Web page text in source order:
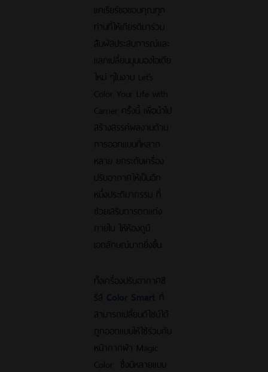
แคเรียร์ขอขอบคุณทุก
ท่านที่ให้เกียรติมาร่วม
สัมผัสประสบการณ์และ
แลกเปลี่ยนมุมมองไอเดีย
ใหม่ ๆในงาน Let’s
Color Your Life with
Carrier ครั้งนี้ เพื่อนำไป
สร้างสรรค์ผลงานด้าน
การออกแบบที่หลาก
หลาย ยกระดับเครื่อง
ปรับอากาศให้เป็นอีก
หนึ่งประติมากรรม ที่
ช่วยเสริมการตกแต่ง
ภายใน ให้ห้องดูมี
เอกลักษณ์มากยิ่งขึ้น
ทั้งเครื่องปรับอากาศซี
รีส์
ที่
สามารถเปลี่ยนดีไซน์ได้
ถูกออกแบบให้ใช้ร่วมกับ
หน้ากากผ้า Magic
Color ซึ่งมีหลายแบบ